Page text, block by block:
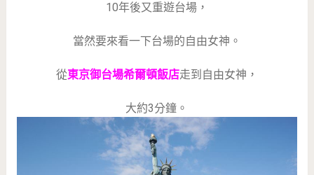
10年後又重遊台場，
當然要來看一下台場的自由女神。
從東京御台場希爾頓飯店走到自由女神，
大約3分鐘。